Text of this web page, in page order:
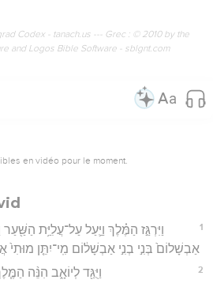
Codex - tanach.us --- Grec : © 2010 by the
and Logos Bible Software - sblgnt.com
en vidéo pour le moment.
1
וַיִּרְגַּ֣ז הַמֶּ֗לֶךְ וַיַּ֛עַל עַל־עֲלִיַּ֥ת
אַבְשָׁלוֹם֙ בְּנִ֣י בְנִ֣י אַבְשָׁל֔וֹם מִֽי־יִתֵּ֤ן מוּתִי֙
2 וַיֻּגַּ֖ד לְיוֹאָ֑ב הִנֵּ֨ה